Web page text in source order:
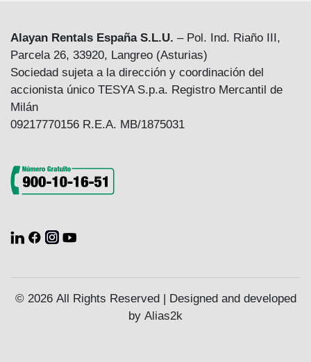
Alayan Rentals España S.L.U. – Pol. Ind. Riaño III,
Parcela 26, 33920, Langreo (Asturias)
Sociedad sujeta a la dirección y coordinación del
accionista único TESYA S.p.a. Registro Mercantil de
Milán
09217770156 R.E.A. MB/1875031
© 2026 All Rights Reserved | Designed and developed
by Alias2k